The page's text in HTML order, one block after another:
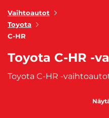
Vaihtoautot
Toyota
C-HR
Toyota C-HR -
Toyota C-HR -